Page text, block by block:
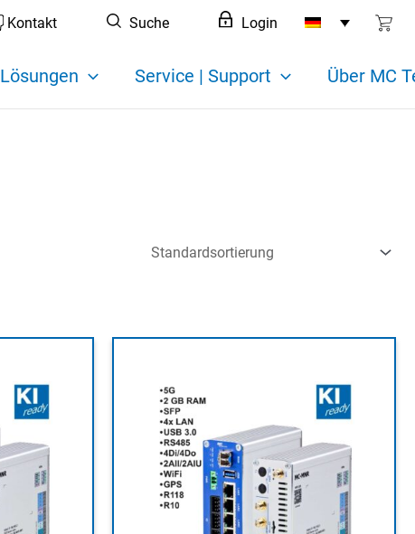
Kontakt Suche Login
Lösungen Service | Support Über MC